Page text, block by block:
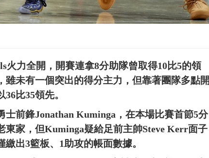
火力全開，開賽連拿8分助隊曾取得10比5的領
雖未有一個突出的得分主力，但靠著團隊多點開
比35領先。
前鋒Jonathan Kuminga，在本場比賽首節5分
東家，但Kuminga疑給足前主帥Steve Kerr面子
出3籃板、1助攻的帳面數據。